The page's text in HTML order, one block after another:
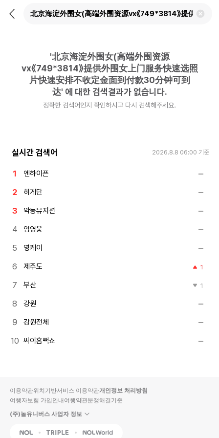
뒤
검
'北京海淀外围女(高端外围资源
vx《749*3814》提供外围女上门服务快速选照
片快速安排不收定金面到付款30分钟可到
达' 에 대한 검색결과가 없습니다.
정확한 검색어인지 확인하시고 다시 검색해주세요.
실시간 검색어 2026.8.8 06:00 기준
엔하이픈
히게단
악동뮤지션
임영웅
영케이
제주도 1
부산 1
강원
강원전체
싸이흠뻑쇼
이용약관위치기반서비스 이용약관개인정보 처리방침
여행자보험 가입안내여행약관분쟁해결기준
(주)놀유니버스 사업자 정보
NOL Triple Interpark Global